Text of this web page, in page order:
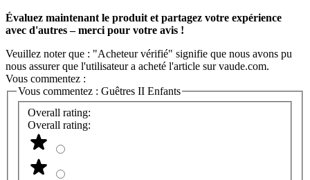
Évaluez maintenant le produit et partagez votre expérience
avec d'autres – merci pour votre avis !
Veuillez noter que : "Acheteur vérifié" signifie que nous avons pu
nous assurer que l'utilisateur a acheté l'article sur vaude.com.
Vous commentez :
Vous commentez : Guêtres II Enfants
Overall rating:
Overall rating: